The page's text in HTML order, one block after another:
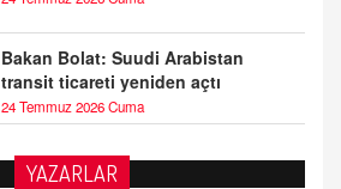
Bakan Bolat: Suudi Arabistan
transit ticareti yeniden açtı
24 Temmuz 2026 Cuma
YAZARLAR